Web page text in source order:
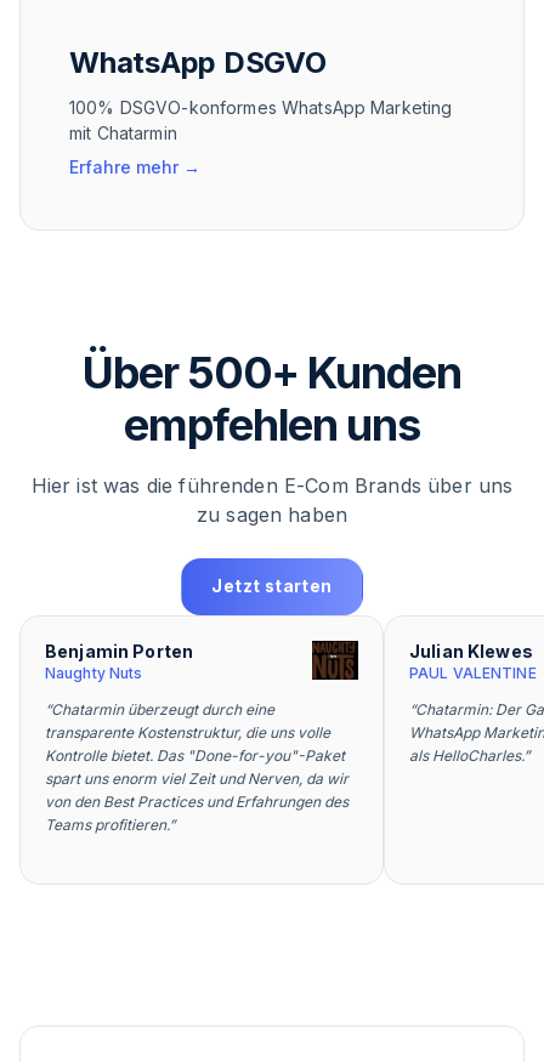
WhatsApp DSGVO
100% DSGVO-konformes WhatsApp Marketing
mit Chatarmin
Erfahre mehr→
Über 500+ Kunden
empfehlen uns
Hier ist was die führenden E-Com Brands über uns
zu sagen haben
Jetzt starten
Benjamin Porten
Naughty Nuts
“Chatarmin überzeugt durch eine
transparente Kostenstruktur, die uns volle
Kontrolle bietet. Das "Done-for-you"-Paket
spart uns enorm viel Zeit und Nerven, da wir
von den Best Practices und Erfahrungen des
Teams profitieren.”
Julian Klewes
PAUL VALENTINE
“Chatarmin: Der
WhatsApp
als HelloCharles.”